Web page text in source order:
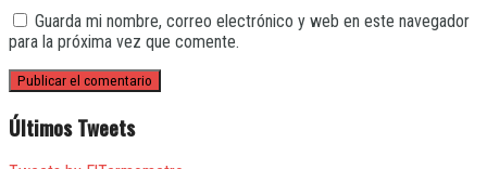
Guarda mi nombre, correo electrónico y web en este navegador
para la próxima vez que comente.
Últimos Tweets